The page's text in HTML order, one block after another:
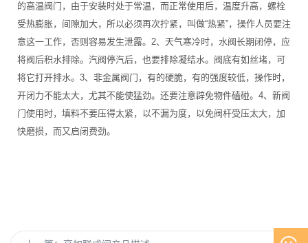
的高温阀门，由于安装时处于常温，而正常使用后，温度升高，螺栓
受热膨胀，间隙加大，所以必须再次拧紧，叫做“热紧”，操作人员要注
意这一工作，否则容易发生泄露。2、天气寒冷时，水阀长期闭停，应
将阀后积水排除。汽阀停汽后，也要排除凝结水。阀底有如丝堵，可
将它打开排水。3、非金属阀门，有的硬脆，有的强度较低，操作时，
开闭力不能太大，尤其不能使猛劲。还要注意辟免物件磕碰。4、新阀
门使用时，填料不要压得太紧，以不漏为度，以免阀杆受压太大，加
快磨损，而又启闭费劲。